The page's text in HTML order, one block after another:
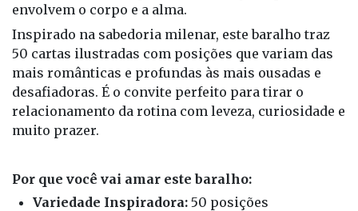
envolvem o corpo e a alma.
Inspirado na sabedoria milenar, este baralho traz
50 cartas ilustradas com posições que variam das
mais românticas e profundas às mais ousadas e
desafiadoras. É o convite perfeito para tirar o
relacionamento da rotina com leveza, curiosidade e
muito prazer.
Por que você vai amar este baralho:
Variedade Inspiradora: 50 posições